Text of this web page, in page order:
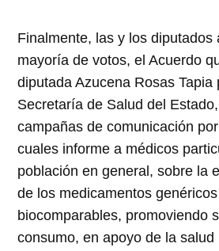
Finalmente, las y los diputados
mayoría de votos, el Acuerdo
diputada Azucena Rosas Tapia
Secretaría de Salud del
campañas de comunicación
cuales informe a médicos
población en general, sobre la
de los medicamentos
biocomparables, promoviendo
consumo, en apoyo de la salud